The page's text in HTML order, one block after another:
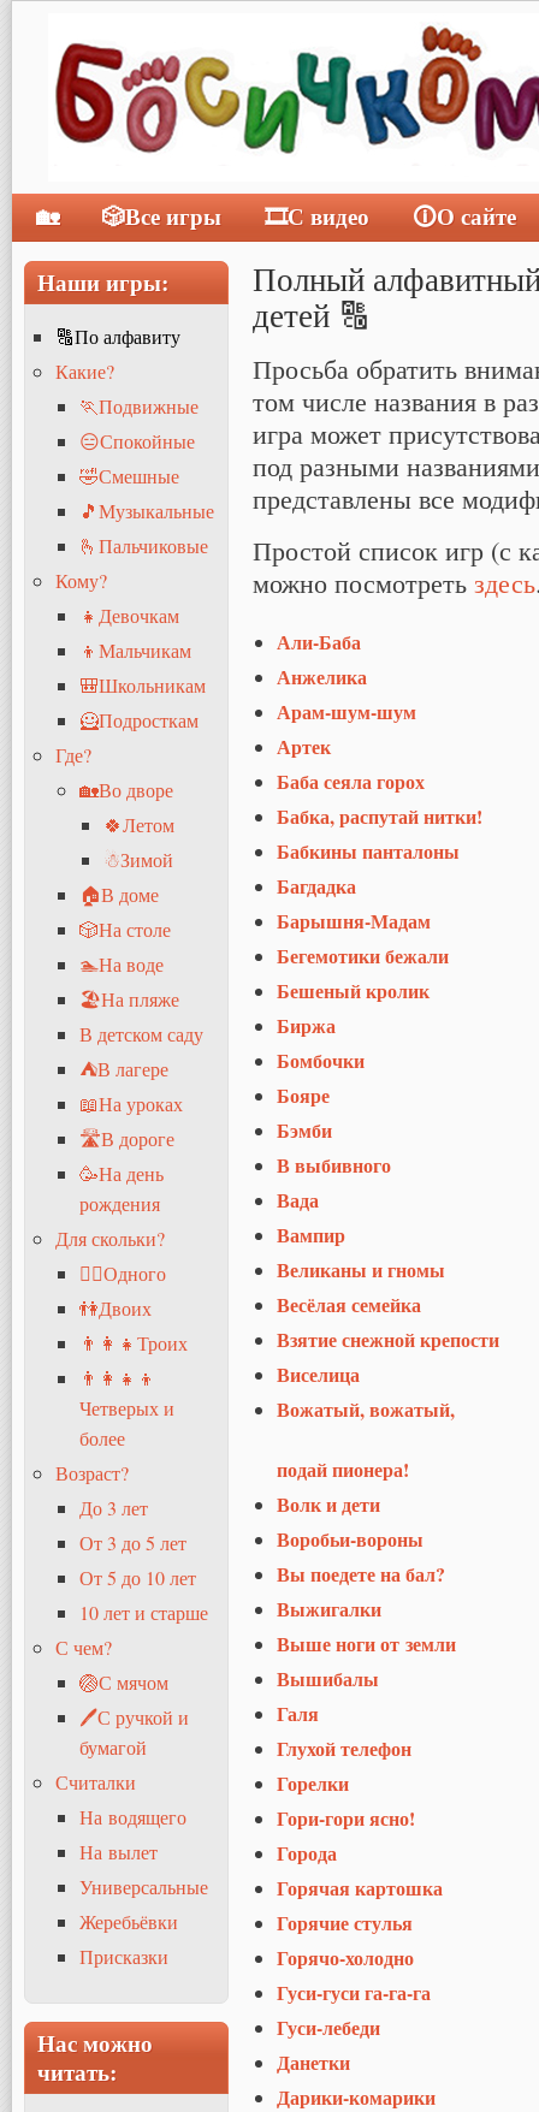
Полный
детей 🔠
Просьба обратить
том числе названия в
игра может
под разными
представлены все
Простой список игр (с
можно посмотреть здесь
Али-Баба
Анжелика
Арам-шум-шум
Артек
Баба сеяла горох
Бабка, распутай нитки!
Бабкины панталоны
Багдадка
Барышня-Мадам
Бегемотики бежали
Бешеный кролик
Биржа
Бомбочки
Бояре
Бэмби
В выбивного
Вада
Вампир
Великаны и гномы
Весёлая семейка
Взятие снежной крепости
Виселица
Вожатый, вожатый,
подай пионера!
Волк и дети
Воробьи-вороны
Вы поедете на бал?
Выжигалки
Выше ноги от земли
Вышибалы
Галя
Глухой телефон
Горелки
Гори-гори ясно!
Города
Горячая картошка
Горячие стулья
Горячо-холодно
Гуси-гуси га-га-га
Гуси-лебеди
Данетки
Дарики-комарики
Главное меню
🏡 🎲Все игры 🎞С видео
🛈О сайте
Наши игры:
🔠По алфавиту
Какие?
🏃Подвижные
😑Спокойные
🤣Смешные
🎵Музыкальные
🫰Пальчиковые
Кому?
👧Девочкам
👦Мальчикам
🎒Школьникам
🦸Подросткам
Где?
🏡Во дворе
🍀Летом
☃Зимой
🏠В доме
🎲На столе
🏊На воде
🏖На пляже
В детском саду
⛺В лагере
📖На уроках
🛣В дороге
🥳На день
рождения
Для скольки?
🧍‍♂️Одного
👫Двоих
👨‍👩‍👧Троих
👨‍👩‍👧‍👦
Четверых и
более
Возраст?
До 3 лет
От 3 до 5 лет
От 5 до 10 лет
10 лет и старше
С чем?
🏐С мячом
🖊С ручкой и
бумагой
Считалки
На водящего
На вылет
Универсальные
Жеребьёвки
Присказки
Нас можно
читать: